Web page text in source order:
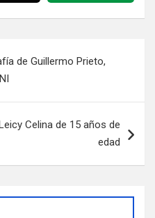
de Guillermo Prieto,
Celina de 15 años de
edad